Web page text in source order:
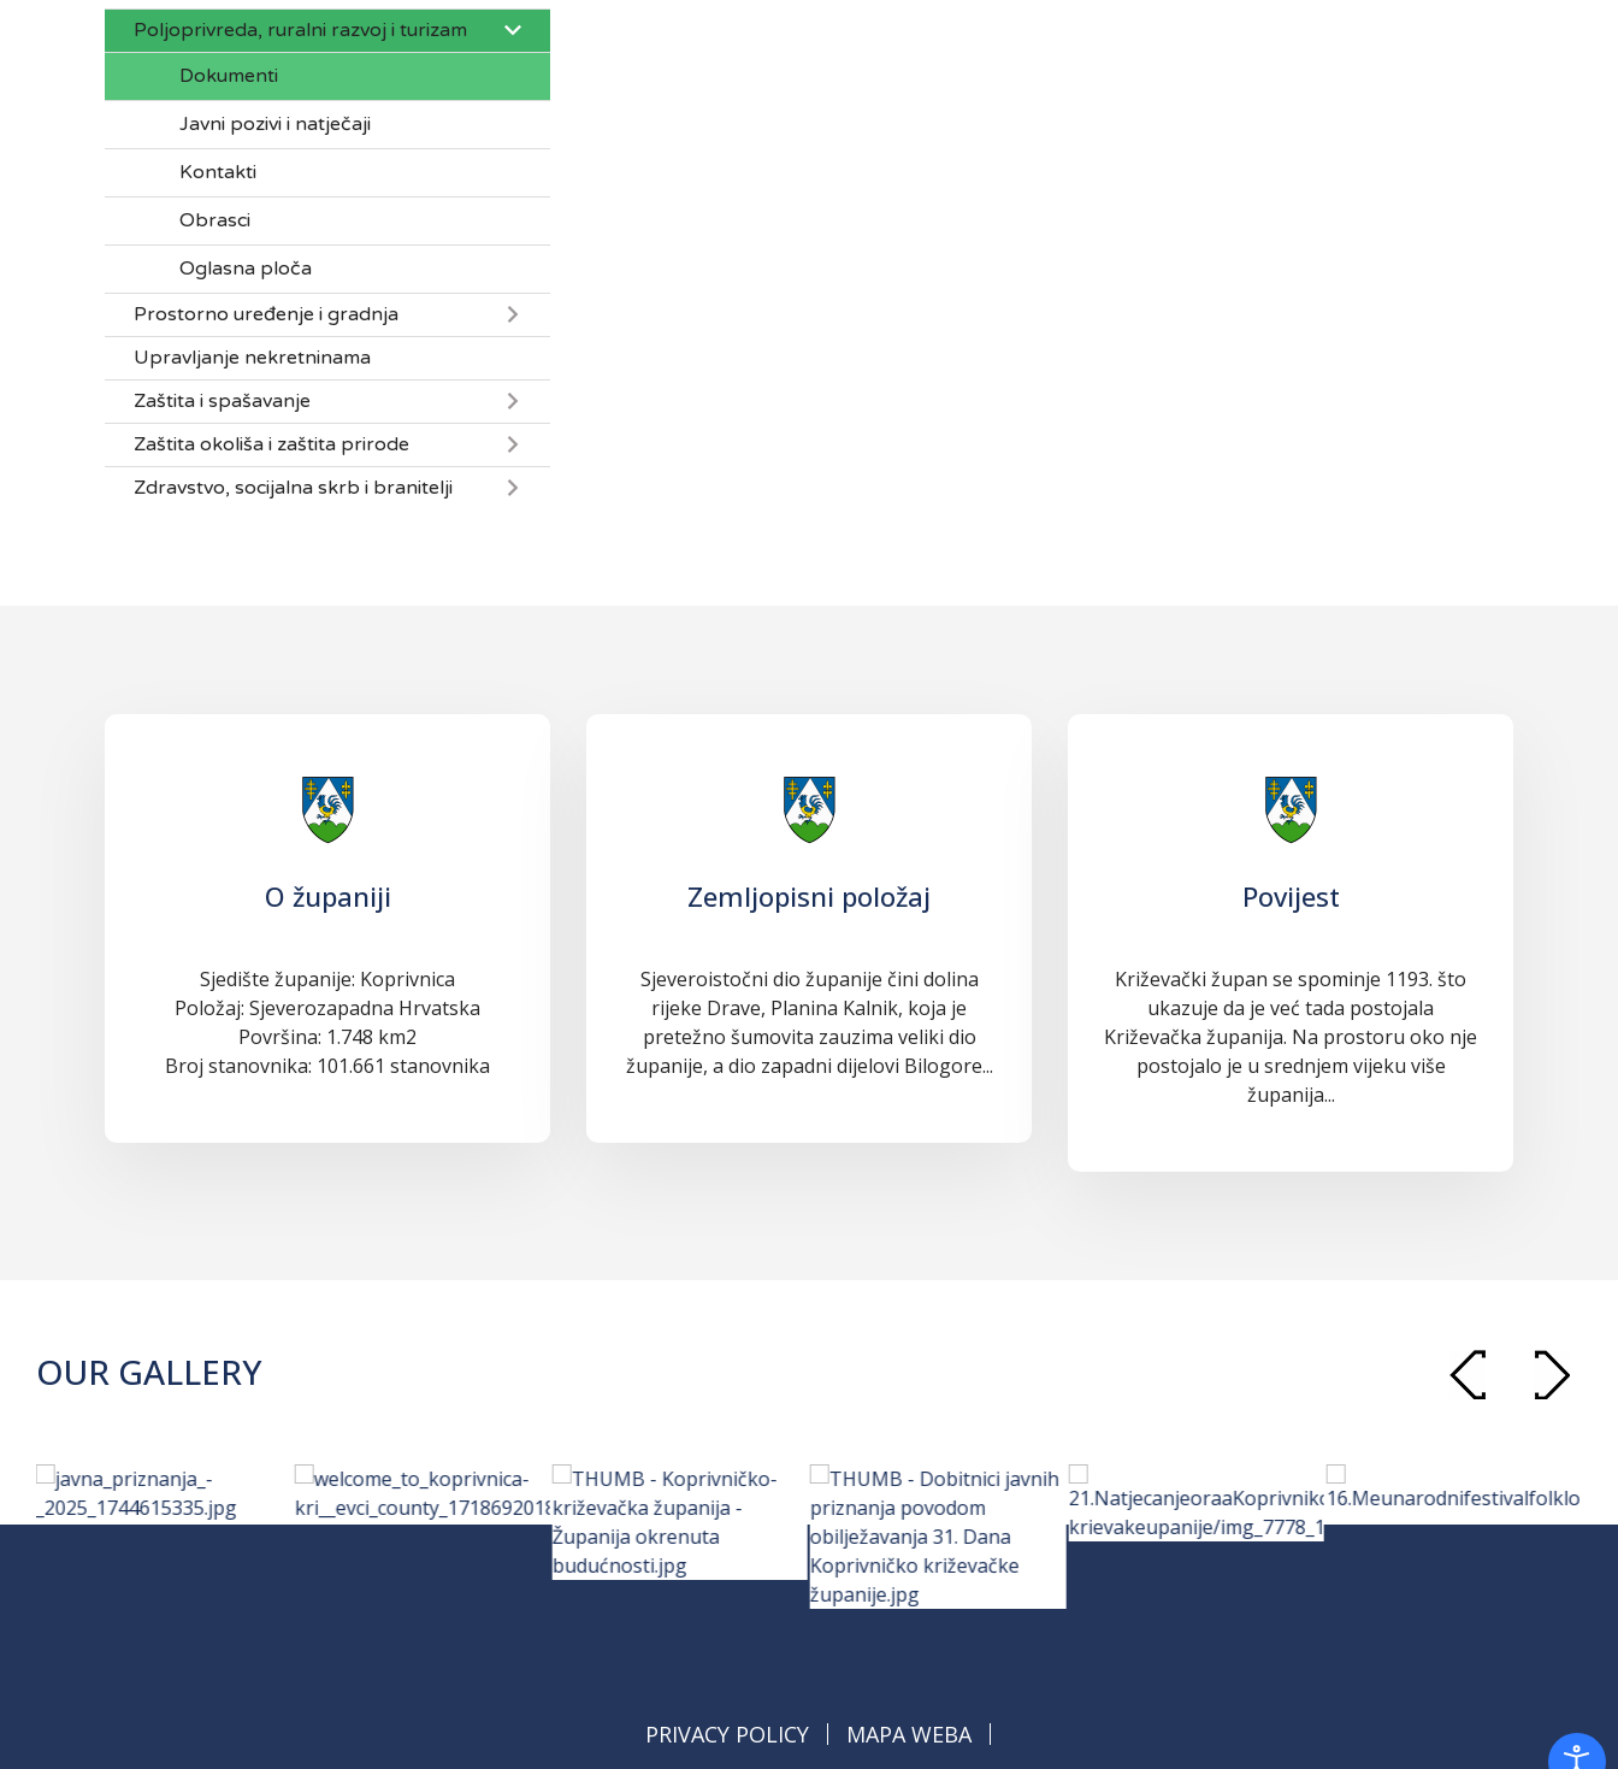
Poljoprivreda, ruralni razvoj i turizam
Dokumenti
Javni pozivi i natječaji
Kontakti
Obrasci
Oglasna ploča
Prostorno uređenje i gradnja
Upravljanje nekretninama
Zaštita i spašavanje
Zaštita okoliša i zaštita prirode
Zdravstvo, socijalna skrb i branitelji
O županiji
Sjedište županije: Koprivnica
Položaj: Sjeverozapadna Hrvatska
Površina: 1.748 km2
Broj stanovnika: 101.661 stanovnika
Zemljopisni položaj
Sjeveroistočni dio županije čini dolina
rijeke Drave, Planina Kalnik, koja je
pretežno šumovita zauzima veliki dio
županije, a dio zapadni dijelovi Bilogore...
Povijest
Križevački župan se spominje 1193. što
ukazuje da je već tada postojala
Križevačka županija. Na prostoru oko nje
postojalo je u srednjem vijeku više
županija...
OUR GALLERY
PRIVACY POLICY MAPA WEBA